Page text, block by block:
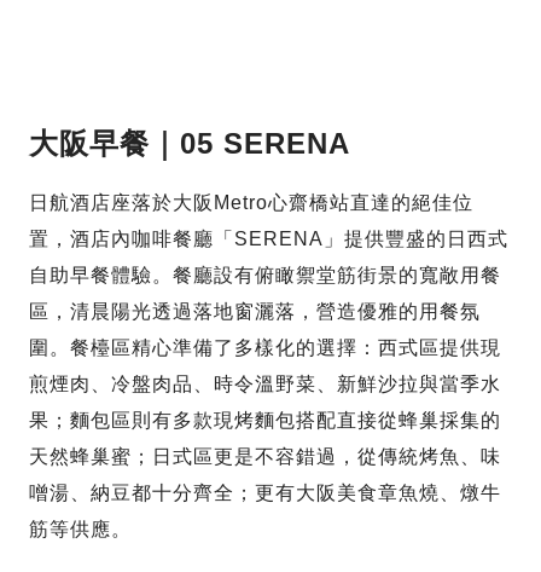
大阪早餐｜05 SERENA
日航酒店座落於大阪Metro心齋橋站直達的絕佳位
置，酒店內咖啡餐廳「SERENA」提供豐盛的日西式
自助早餐體驗。餐廳設有俯瞰禦堂筋街景的寬敞用餐
區，清晨陽光透過落地窗灑落，營造優雅的用餐氛
圍。餐檯區精心準備了多樣化的選擇：西式區提供現
煎煙肉、冷盤肉品、時令溫野菜、新鮮沙拉與當季水
果；麵包區則有多款現烤麵包搭配直接從蜂巢採集的
天然蜂巢蜜；日式區更是不容錯過，從傳統烤魚、味
噌湯、納豆都十分齊全；更有大阪美食章魚燒、燉牛
筋等供應。